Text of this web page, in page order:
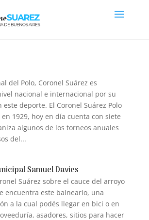
del Polo, Coronel Suárez es
nacional e internacional por su
este deporte. El Coronel Suárez Polo
1929, hoy en día cuenta con siete
algunos de los torneos anuales
del...
Samuel Davies
Suárez sobre el cauce del arroyo
encuentra este balneario, una
a la cual podés llegar en bici o en
asadores, sitios para hacer